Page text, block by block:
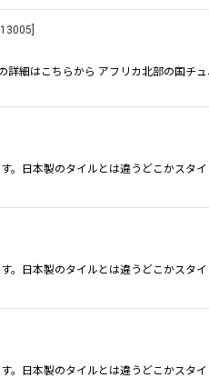
詳細はこちらから アフリカ北部の国
。日本製のタイルとは違うどこかス
。日本製のタイルとは違うどこかス
。日本製のタイルとは違うどこかス